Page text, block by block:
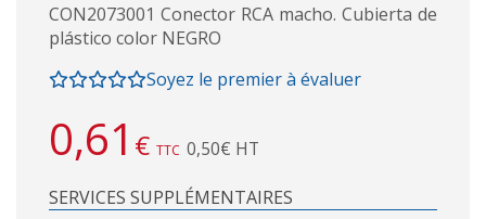
CON2073001 Conector RCA macho. Cubierta de
plástico color NEGRO
Soyez le premier à évaluer
0,61 € TTC 0,50€ HT
SERVICES SUPPLÉMENTAIRES